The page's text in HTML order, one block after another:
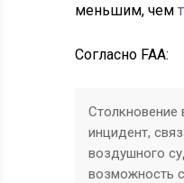
меньшим, чем
Согласно FAA:
Столкновение
инцидент,
воздушного
возможность